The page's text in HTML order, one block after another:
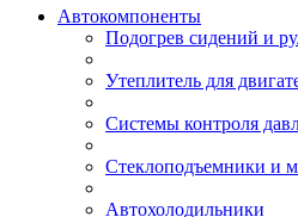
Автокомпоненты
Подогрев сидений и
Утеплитель для
Системы контроля
Стеклоподъемники и
Автохолодильники